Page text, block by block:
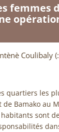
femmes
Coulibaly
quartiers les
Bamako au
sont